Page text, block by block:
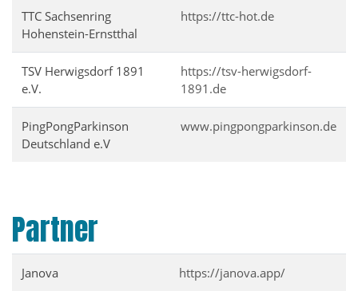
TTC Sachsenring
Hohenstein-Ernstthal
https://ttc-hot.de
TSV Herwigsdorf 1891
e.V.
https://tsv-herwigsdorf-
1891.de
PingPongParkinson
Deutschland e.V
www.pingpongparkinson.de
Partner
Janova https://janova.app/